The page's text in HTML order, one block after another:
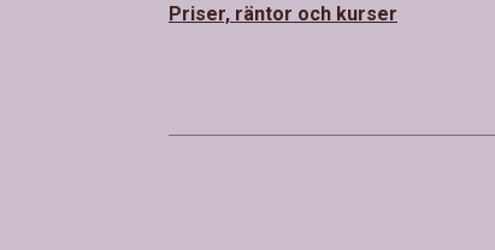
Priser, räntor och kurser